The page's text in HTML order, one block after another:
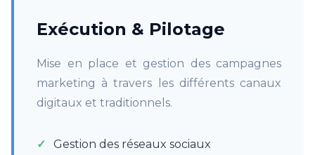
Exécution & Pilotage
Mise en place et gestion des campagnes
marketing à travers les différents canaux
digitaux et traditionnels.
Gestion des réseaux sociaux